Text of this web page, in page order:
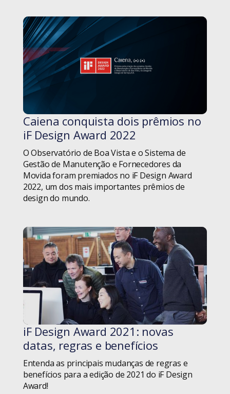
Projetos
Ruby Empowers!
Ruby on Rails
Tecnologia
Terceiro Setor
Weleto
Design
Design Thinking
Dia do Homem
Diversidade
Educação
Equipes de Tecnologia
Fintechs
Gestão de Projetos
Hard Skills
Homeoffice
iF Design Award
Iniciativa Privada
Inovação
#blog
Caiena conquista dois prêmios no
iF Design Award 2022
O Observatório de Boa Vista e o Sistema de
Gestão de Manutenção e Fornecedores da
Movida foram premiados no iF Design Award
2022, um dos mais importantes prêmios de
design do mundo.
#blog
iF Design Award 2021: novas
datas, regras e benefícios
Entenda as principais mudanças de regras e
benefícios para a edição de 2021 do iF Design
Award!